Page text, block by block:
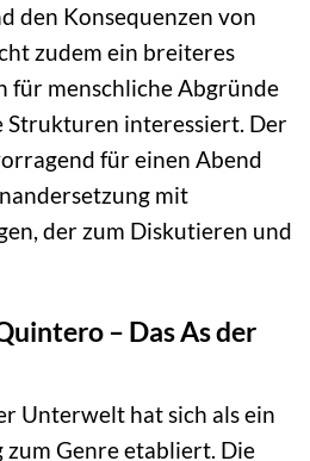
den Konsequenzen von
zudem ein breiteres
für menschliche Abgründe
Strukturen interessiert. Der
für einen Abend
mit
der zum Diskutieren und
– Das As der
Unterwelt hat sich als ein
Genre etabliert. Die